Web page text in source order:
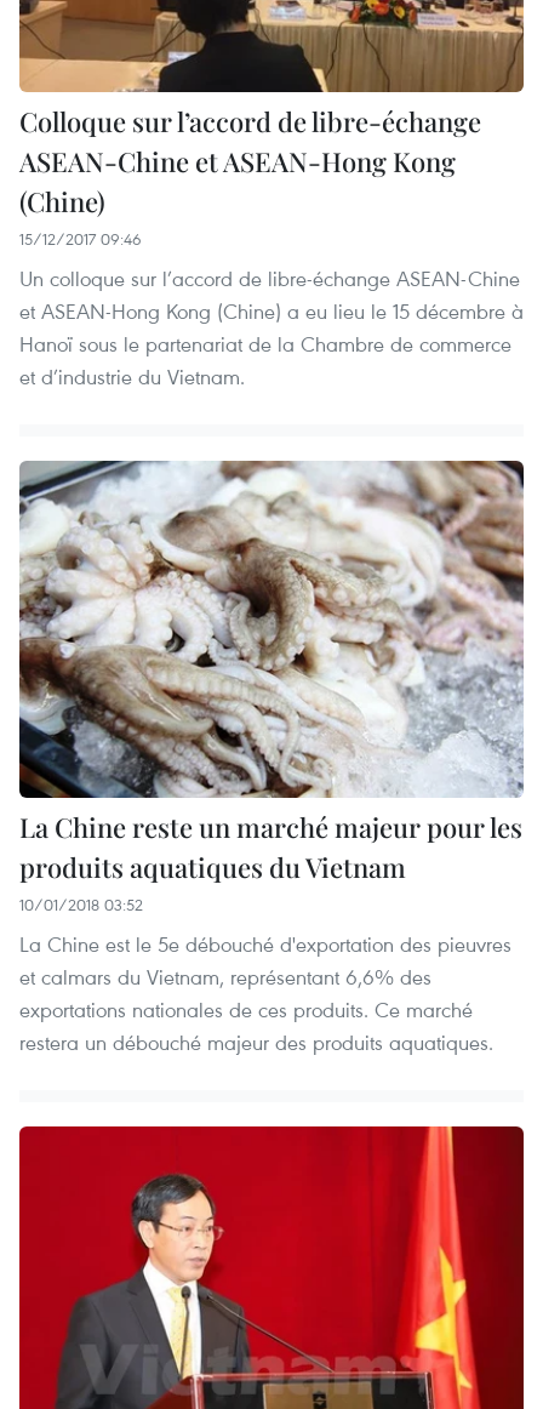
Colloque sur l’accord de libre-échange
ASEAN-Chine et ASEAN-Hong Kong
(Chine)
15/12/2017 09:46
Un colloque sur l’accord de libre-échange ASEAN-Chine
et ASEAN-Hong Kong (Chine) a eu lieu le 15 décembre à
Hanoï sous le partenariat de la Chambre de commerce
et d’industrie du Vietnam.
La Chine reste un marché majeur pour les
produits aquatiques du Vietnam
10/01/2018 03:52
La Chine est le 5e débouché d'exportation des pieuvres
et calmars du Vietnam, représentant 6,6% des
exportations nationales de ces produits. Ce marché
restera un débouché majeur des produits aquatiques.